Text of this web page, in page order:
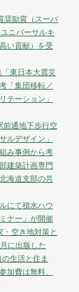
奨励賞（スーパ
ニバーサルキ
い貢献）を受
東日本大震災
「集団移転／
テーション」
前通地下歩行空
ルデザイン」
み事例から考
建築計画専門
海道支部の共
にて積水ハウ
ナー」が開催
・空き地対策と
に出版した
の生活と住ま
加費は無料、